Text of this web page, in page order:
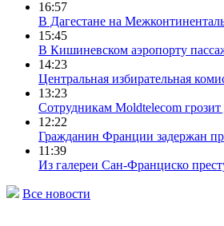
16:57
В Дагестане на
15:45
В Кишиневском аэропорту
14:23
Центральная избирательная
13:23
Сотрудникам Moldtelecom
12:22
Гражданин Франции задержан
11:39
Из галереи Сан-Франциско
Все новости